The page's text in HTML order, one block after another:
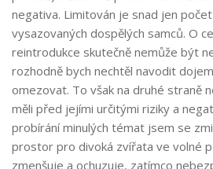
negativa. Limitován je snad jen
vysazovaných dospělých samců. O
reintrodukce skutečně nemůže být
rozhodně bych nechtěl navodit
omezovat. To však na druhé straně
měli před jejími určitými riziky a
probírání minulých témat jsem se
prostor pro divoká zvířata ve volné
zmenšuje a ochuzuje, zatímco